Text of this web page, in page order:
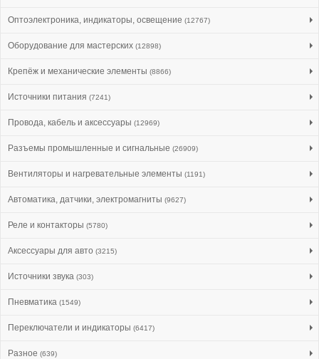
Оптоэлектроника, индикаторы, освещение (12767)
Оборудование для мастерских (12898)
Крепёж и механические элементы (8866)
Источники питания (7241)
Провода, кабель и аксессуары (12969)
Разъемы промышленные и сигнальные (26909)
Вентиляторы и нагревательные элементы (1191)
Автоматика, датчики, электромагниты (9627)
Реле и контакторы (5780)
Аксессуары для авто (3215)
Источники звука (303)
Пневматика (1549)
Переключатели и индикаторы (6417)
Разное (639)